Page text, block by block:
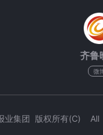
齐鲁
微
业集团 版权所有(C)